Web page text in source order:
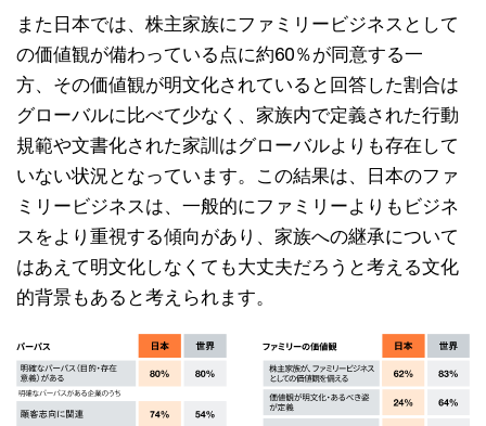
また日本では、株主家族にファミリービジネスとして
の価値観が備わっている点に約60％が同意する一
方、その価値観が明文化されていると回答した割合は
グローバルに比べて少なく、家族内で定義された行動
規範や文書化された家訓はグローバルよりも存在して
いない状況となっています。この結果は、日本のファ
ミリービジネスは、一般的にファミリーよりもビジネ
スをより重視する傾向があり、家族への継承について
はあえて明文化しなくても大丈夫だろうと考える文化
的背景もあると考えられます。